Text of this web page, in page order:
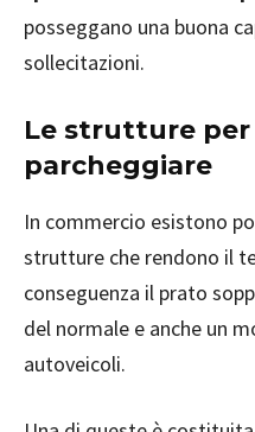
posseggano una buona
sollecitazioni.
Le strutture
parcheggiare
In commercio esistono
strutture che rendono il
conseguenza il prato
del normale e anche un
autoveicoli.